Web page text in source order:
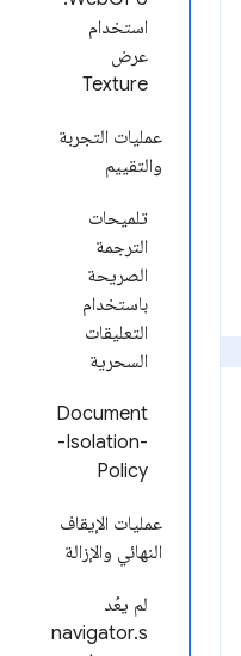
استخدام
عرض
Texture
عمليات التجربة
والتقييم
تلميحات
الترجمة
الصريحة
باستخدام
التعليقات
السحرية
Document
-Isolation-
Policy
عمليات الإيقاف
النهائي والإزالة
لم يعُد
navigator.s